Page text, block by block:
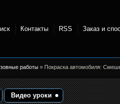
Контакты RSS Заказ и
работы» Покраска автомобиля:
Видео уроки